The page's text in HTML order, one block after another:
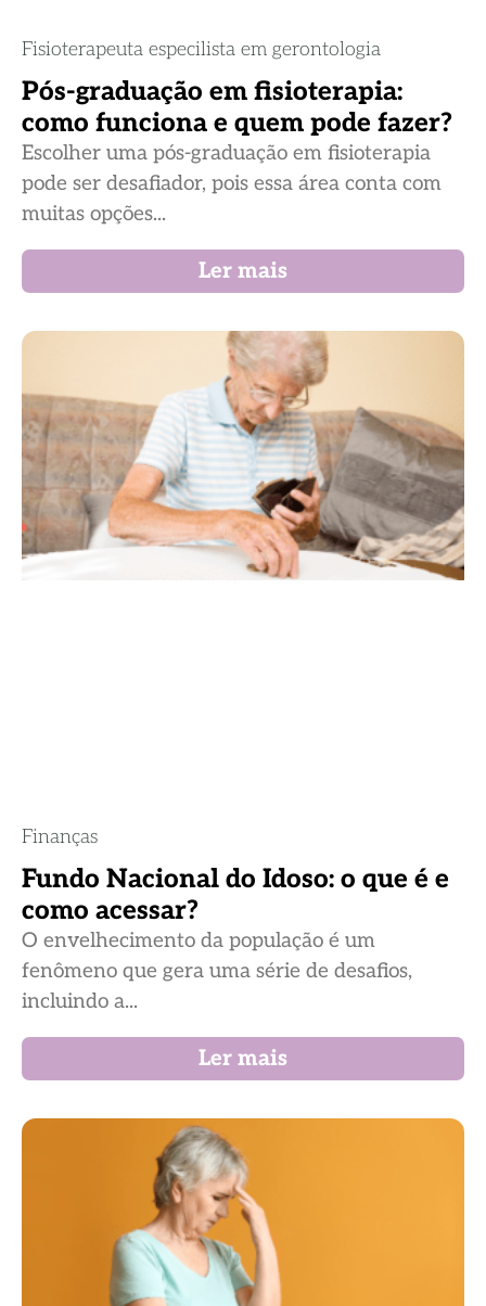
Fisioterapeuta especilista em gerontologia
Pós-graduação em fisioterapia:
como funciona e quem pode fazer?
Escolher uma pós-graduação em fisioterapia
pode ser desafiador, pois essa área conta com
muitas opções...
Ler mais
Finanças
Fundo Nacional do Idoso: o que é e
como acessar?
O envelhecimento da população é um
fenômeno que gera uma série de desafios,
incluindo a...
Ler mais